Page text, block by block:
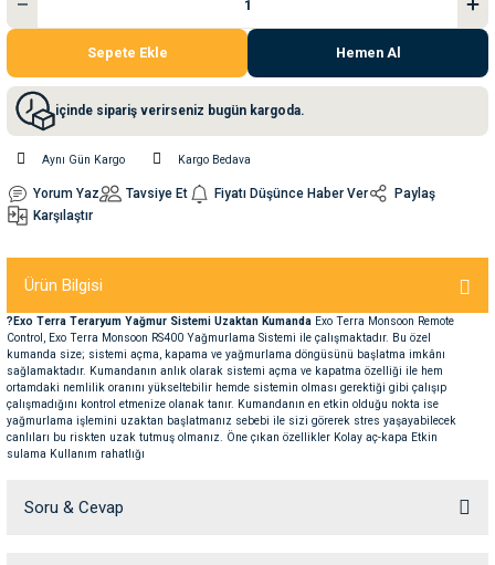
Sepete Ekle Hemen Al
içinde sipariş verirseniz bugün kargoda.
Aynı Gün Kargo Kargo Bedava
Yorum Yaz Tavsiye Et Fiyatı Düşünce Haber Ver
Paylaş
Karşılaştır
Ürün Bilgisi
?Exo Terra Teraryum Yağmur Sistemi Uzaktan Kumanda Exo Terra Monsoon Remote
Control, Exo Terra Monsoon RS400 Yağmurlama Sistemi ile çalışmaktadır. Bu özel
kumanda size; sistemi açma, kapama ve yağmurlama döngüsünü başlatma imkânı
sağlamaktadır. Kumandanın anlık olarak sistemi açma ve kapatma özelliği ile hem
ortamdaki nemlilik oranını yükseltebilir hemde sistemin olması gerektiği gibi çalışıp
çalışmadığını kontrol etmenize olanak tanır. Kumandanın en etkin olduğu nokta ise
yağmurlama işlemini uzaktan başlatmanız sebebi ile sizi görerek stres yaşayabilecek
canlıları bu riskten uzak tutmuş olmanız. Öne çıkan özellikler Kolay aç-kapa Etkin
sulama Kullanım rahatlığı
Soru & Cevap